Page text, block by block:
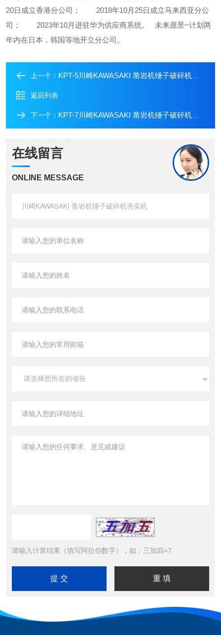
20日成立香港分公司；
2018年10月25日成立马来西亚分公
司；
2023年10月进驻华为供应商系统。
未来愿景~计划两
年内在日本，韩国等地开立分公司。
上一个： KPT-5川崎KAWASAKI 凿岩机锤子破碎机夯实机
返回列表
下一个： KPT-7川崎KAWASAKI 凿岩机锤子破碎机夯实机
在线留言
ONLINE MESSAGE
请输入计算结果（填写阿拉伯数字），如：三加四=7